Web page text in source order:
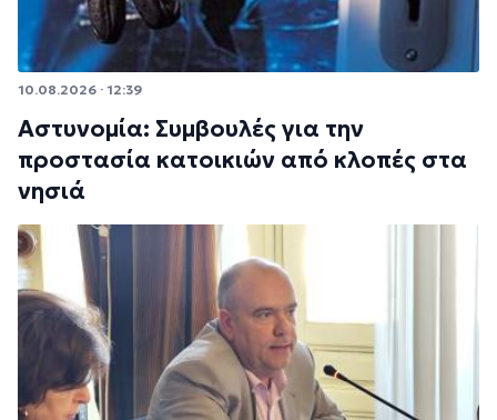
10.08.2026 · 12:39
Αστυνομία: Συμβουλές για την
προστασία κατοικιών από κλοπές στα
νησιά